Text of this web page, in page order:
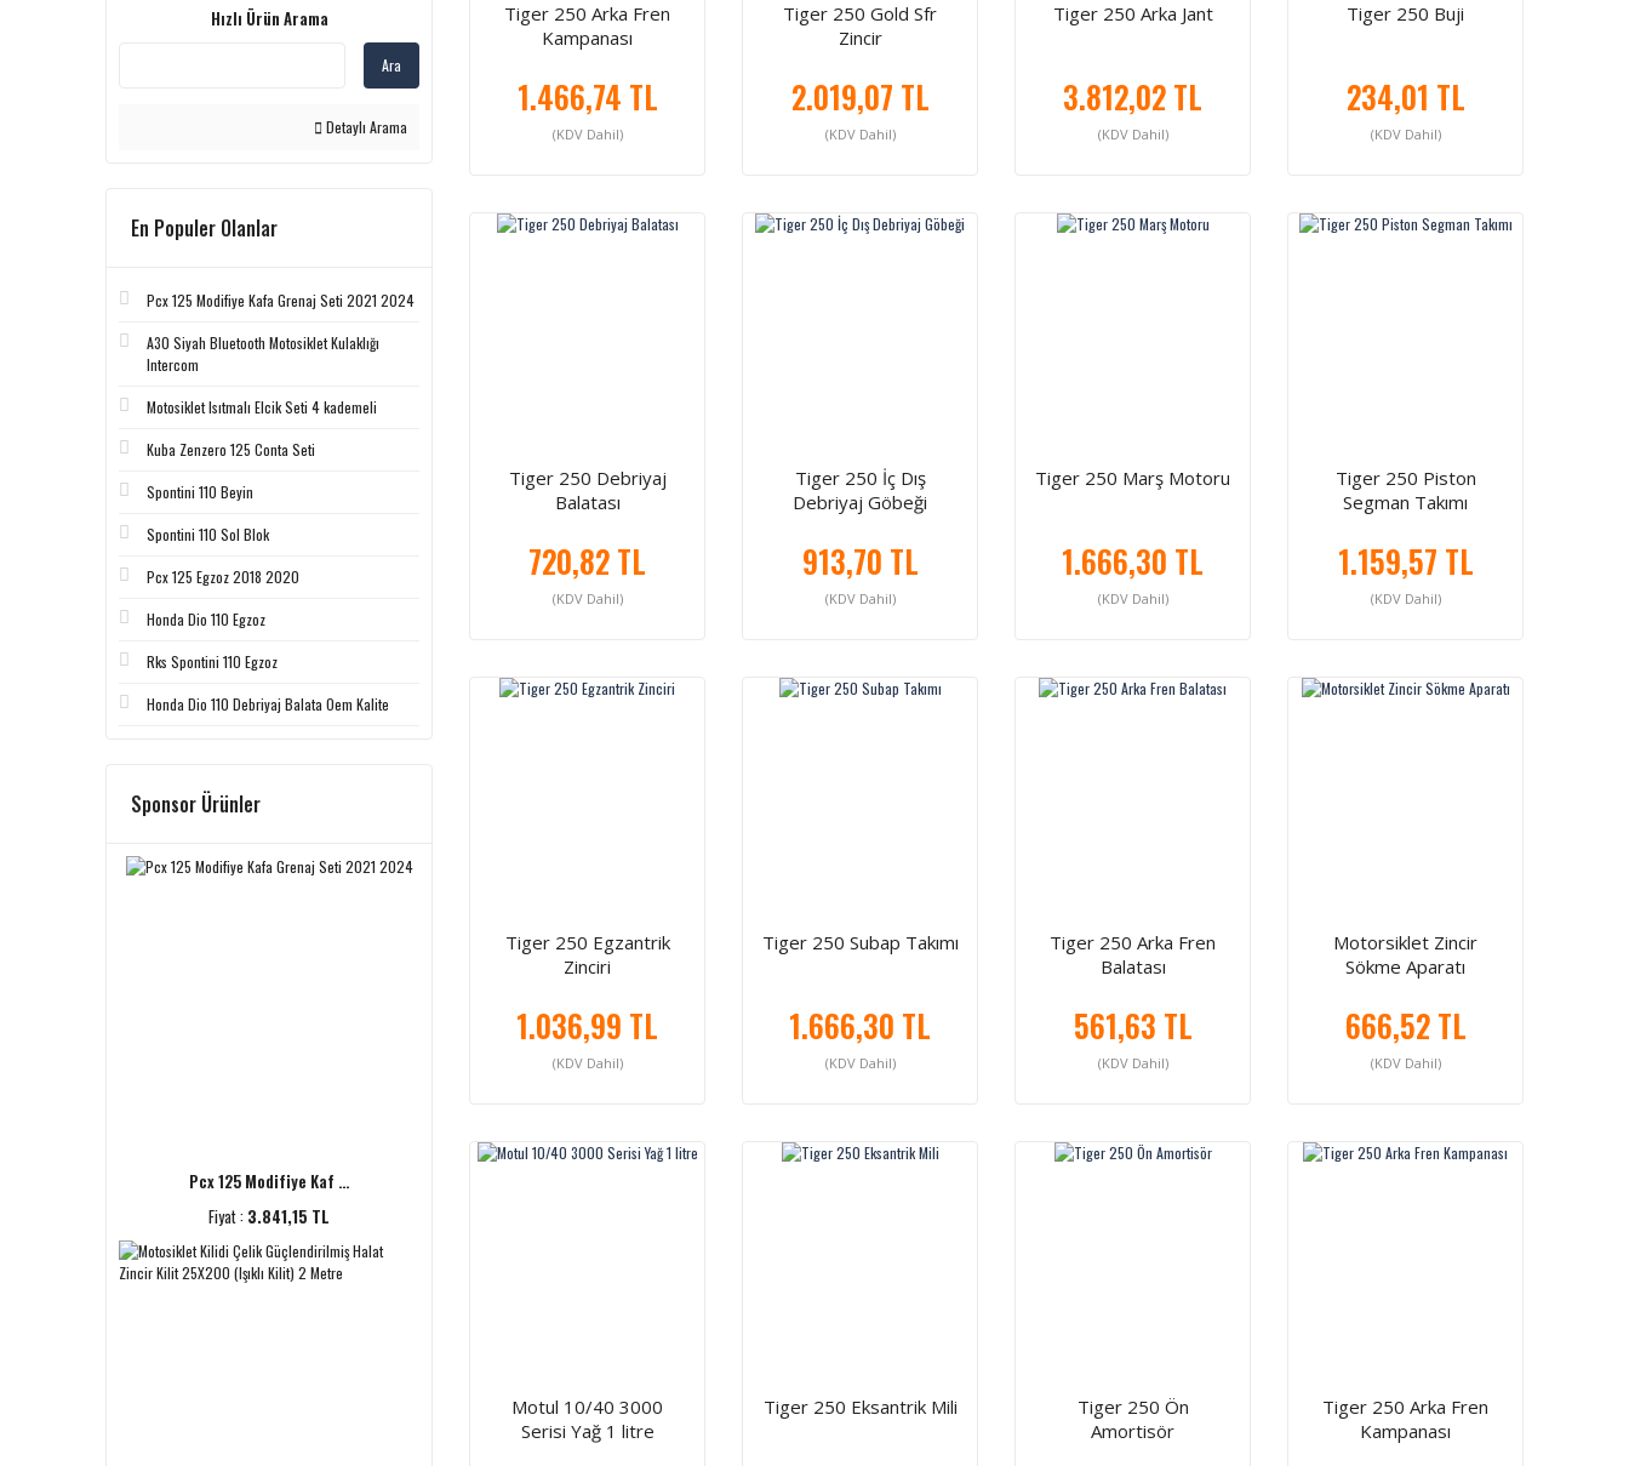
Hızlı Ürün Arama
Ara
Detaylı Arama
En Populer Olanlar
Pcx 125 Modifiye Kafa Grenaj Seti 2021 2024
A30 Siyah Bluetooth Motosiklet Kulaklığı
Intercom
Motosiklet Isıtmalı Elcik Seti 4 kademeli
Kuba Zenzero 125 Conta Seti
Spontini 110 Beyin
Spontini 110 Sol Blok
Pcx 125 Egzoz 2018 2020
Honda Dio 110 Egzoz
Rks Spontini 110 Egzoz
Honda Dio 110 Debriyaj Balata Oem Kalite
Sponsor Ürünler
Pcx 125 Modifiye Kaf ...
Fiyat : 3.841,15 TL
Tiger 250 Arka Fren
Kampanası
1.466,74 TL
(KDV Dahil)
Tiger 250 Gold Sfr
Zincir
2.019,07 TL
(KDV Dahil)
Tiger 250 Arka Jant
3.812,02 TL
(KDV Dahil)
Tiger 250 Buji
234,01 TL
(KDV Dahil)
Tiger 250 Debriyaj
Balatası
720,82 TL
(KDV Dahil)
Tiger 250 İç Dış
Debriyaj Göbeği
913,70 TL
(KDV Dahil)
Tiger 250 Marş Motoru
1.666,30 TL
(KDV Dahil)
Tiger 250 Piston
Segman Takımı
1.159,57 TL
(KDV Dahil)
Tiger 250 Egzantrik
Zinciri
1.036,99 TL
(KDV Dahil)
Tiger 250 Subap Takımı
1.666,30 TL
(KDV Dahil)
Tiger 250 Arka Fren
Balatası
561,63 TL
(KDV Dahil)
Motorsiklet Zincir
Sökme Aparatı
666,52 TL
(KDV Dahil)
Motul 10/40 3000
Serisi Yağ 1 litre
Tiger 250 Eksantrik Mili
Tiger 250 Ön
Amortisör
Tiger 250 Arka Fren
Kampanası